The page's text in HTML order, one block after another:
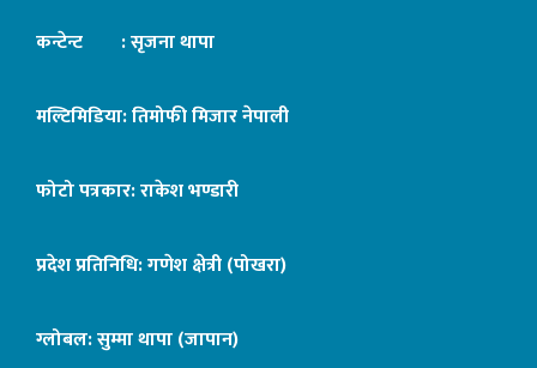
कन्टेन्ट : सृजना थापा
मल्टिमिडिया: तिमोफी मिजार नेपाली
फोटो पत्रकार: राकेश भण्डारी
प्रदेश प्रतिनिधि: गणेश क्षेत्री (पोखरा)
ग्लोबल: सुम्मा थापा (जापान)